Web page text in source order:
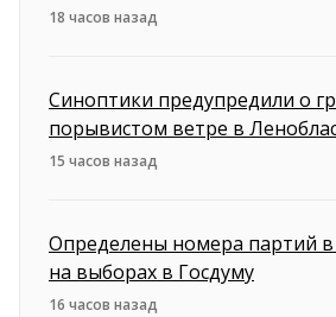
18 часов назад
Синоптики предупредили о
порывистом ветре в
15 часов назад
Определены номера партий
на выборах в Госдуму
16 часов назад